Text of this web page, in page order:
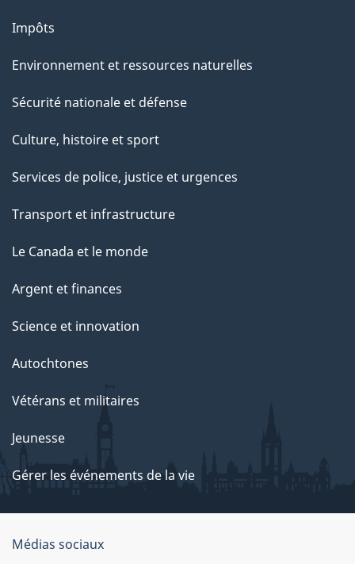
Impôts
Environnement et ressources naturelles
Sécurité nationale et défense
Culture, histoire et sport
Services de police, justice et urgences
Transport et infrastructure
Le Canada et le monde
Argent et finances
Science et innovation
Autochtones
Vétérans et militaires
Jeunesse
Gérer les événements de la vie
Organisation
Médias sociaux